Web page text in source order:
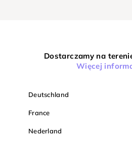
Dostarczamy na
Więcej
Deutschland
France
Nederland